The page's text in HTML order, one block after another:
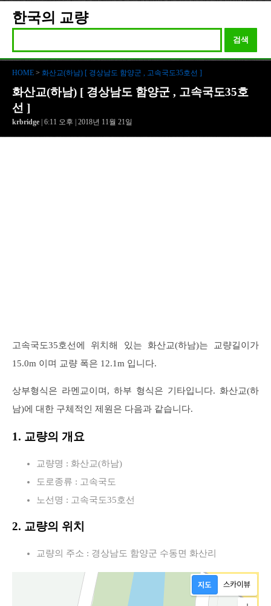
한국의 교량
검색
HOME > 화산교(하남) [ 경상남도 함양군 , 고속국도35호선 ]
화산교(하남) [ 경상남도 함양군 , 고속국도35호
선 ]
krbridge | 6:11 오후 | 2018년 11월 21일
고속국도35호선에 위치해 있는 화산교(하남)는 교량길이가
15.0m 이며 교량 폭은 12.1m 입니다.
상부형식은 라멘교이며, 하부 형식은 기타입니다. 화산교(하
남)에 대한 구체적인 제원은 다음과 같습니다.
1. 교량의 개요
교량명 : 화산교(하남)
도로종류 : 고속국도
노선명 : 고속국도35호선
2. 교량의 위치
교량의 주소 : 경상남도 함양군 수동면 화산리